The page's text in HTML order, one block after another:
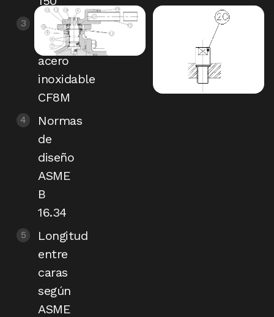
Construcción
en
acero
inoxidable
CF8M
Normas
de
diseño
ASME
B
16.34
Longitud
entre
caras
según
ASME